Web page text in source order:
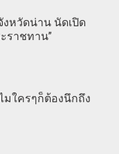
งหวัดน่าน นัดเปิด
ราชทาน”
ใครๆก็ต้องนึกถึง